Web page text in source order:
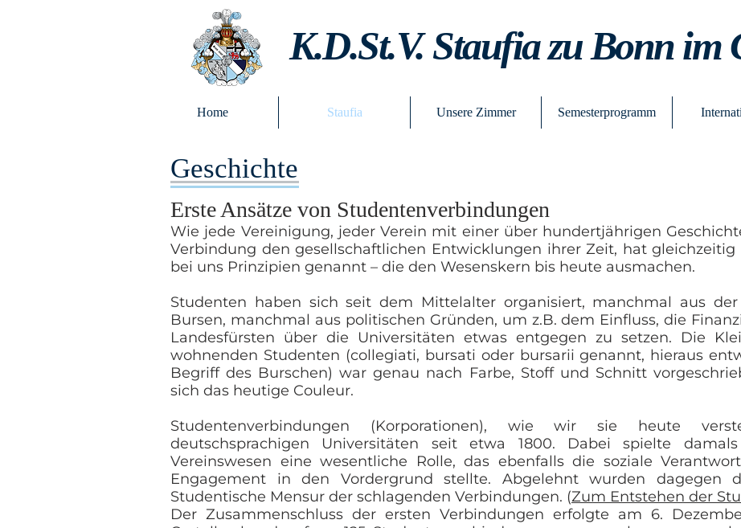
K.D.St.V. Staufia zu Bonn im
Home Staufia Unsere Zimmer Semesterprogramm
Geschichte
Erste Ansätze von Studentenverbindungen
Wie jede Vereinigung, jeder Verein mit einer über hundertjährigen
Verbindung den gesellschaftlichen Entwicklungen ihrer Zeit, hat gleichzeitig
bei uns Prinzipien genannt – die den Wesenskern bis heute ausmachen.
Studenten haben sich seit dem Mittelalter organisiert, manchmal aus
Bursen, manchmal aus politischen Gründen, um z.B. dem Einfluss, die
Landesfürsten über die Universitäten etwas entgegen zu setzen. Die
wohnenden Studenten (collegiati, bursati oder bursarii genannt, hieraus
Begriff des Burschen) war genau nach Farbe, Stoff und Schnitt
sich das heutige Couleur.
Studentenverbindungen (Korporationen), wie wir sie heute
deutschsprachigen Universitäten seit etwa 1800. Dabei spielte
Vereinswesen eine wesentliche Rolle, das ebenfalls die soziale
Engagement in den Vordergrund stellte. Abgelehnt wurden dagegen
Studentische Mensur der schlagenden Verbindungen. (Zum Entstehen der
Der Zusammenschluss der ersten Verbindungen erfolgte am 6.